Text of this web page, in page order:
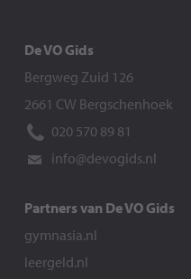
De VO Gids
Bergweg Zuid 126
2661 CW Bergschenhoek
020 570 89 81
info@devogids.nl
Partners van De VO Gids
gymnasia.nl
leergeld.nl